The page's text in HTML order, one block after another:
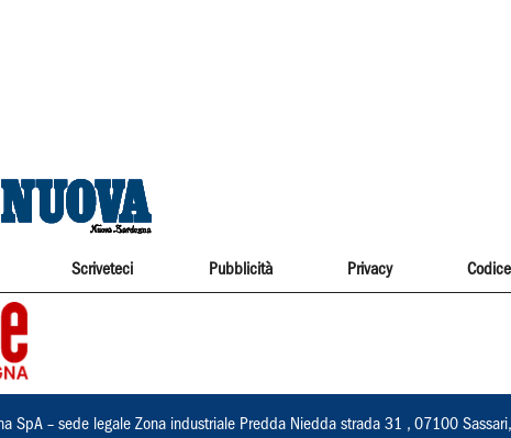
Scriveteci Pubblicità Privacy
SpA – sede legale Zona industriale Predda Niedda strada 31 , 07100